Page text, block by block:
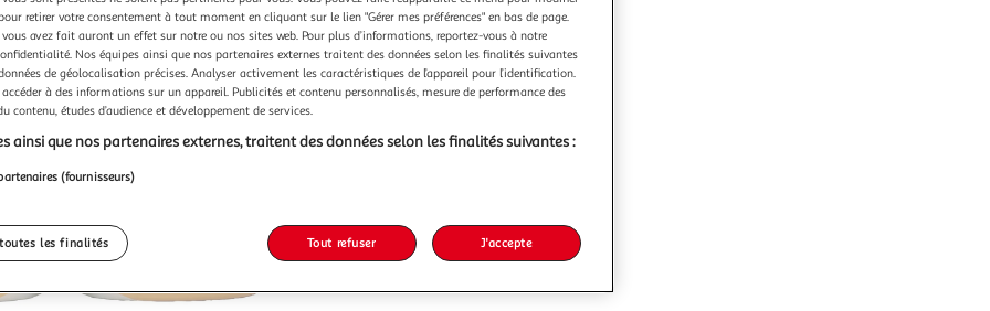
retirer votre consentement à tout moment en cliquant sur le lien "Gérer mes préférences" en bas de page.
vous avez fait auront un effet sur notre ou nos sites web. Pour plus d’informations, reportez-vous à notre
Nos équipes ainsi que nos partenaires externes traitent des données selon les finalités suivantes
de géolocalisation précises. Analyser activement les caractéristiques de l’appareil pour l’identification.
à des informations sur un appareil. Publicités et contenu personnalisés, mesure de performance des
contenu, études d’audience et développement de services.
ainsi que nos partenaires externes, traitent des données selon les finalités suivantes :
(fournisseurs)
les finalités Tout refuser J'accepte